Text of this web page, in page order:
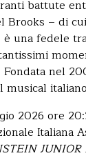
battute
Brooks – di
una fedele
Fondata nel
musical
2026 ore
Italiana